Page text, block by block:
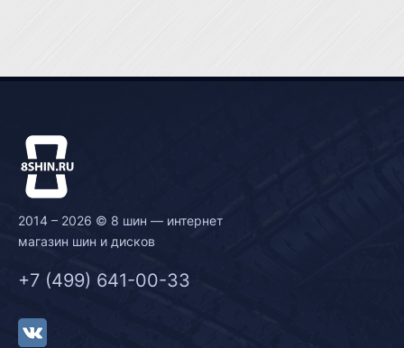
2014 – 2026 © 8 шин — интернет
магазин шин и дисков
+7 (499) 641-00-33